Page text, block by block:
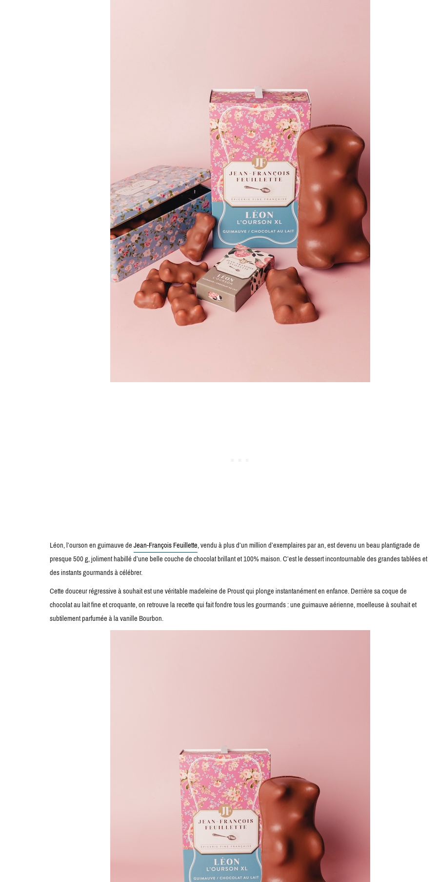
Léon, l’ourson en guimauve deJean-François Feuillette, vendu à plus d’un million d’exemplaires par an, est devenu un beau plantigrade de
presque 500 g, joliment habillé d’une belle couche de chocolat brillant et 100% maison. C’est le dessert incontournable des grandes tablées et
des instants gourmands à célébrer.
Cette douceur régressive à souhait est une véritable madeleine de Proust qui plonge instantanément en enfance. Derrière sa coque de
chocolat au lait fine et croquante, on retrouve la recette qui fait fondre tous les gourmands : une guimauve aérienne, moelleuse à souhait et
subtilement parfumée à la vanille Bourbon.